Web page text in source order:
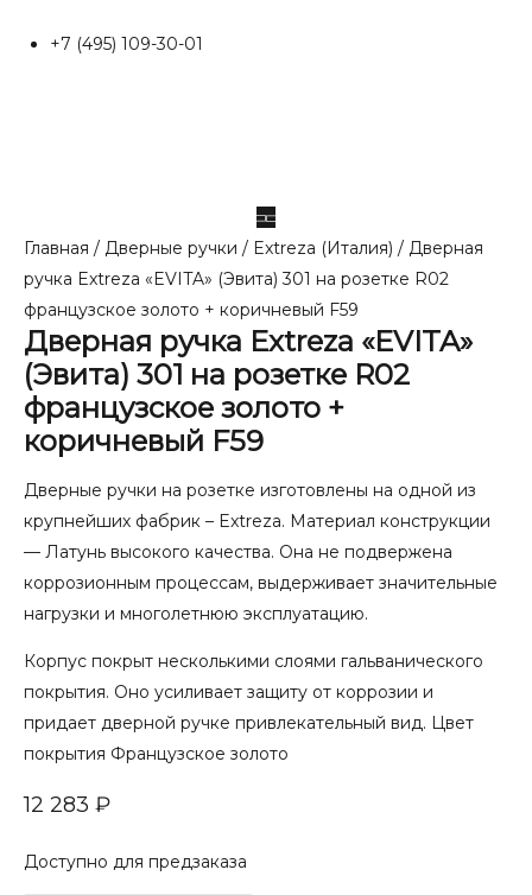
+7 (495) 109-30-01
Главная / Дверные ручки / Extreza (Италия) / Дверная
ручка Extreza «EVITA» (Эвита) 301 на розетке R02
французское золото + коричневый F59
Дверная ручка Extreza «EVITA»
(Эвита) 301 на розетке R02
французское золото +
коричневый F59
Дверные ручки на розетке изготовлены на одной из
крупнейших фабрик – Extreza. Материал конструкции
— Латунь высокого качества. Она не подвержена
коррозионным процессам, выдерживает значительные
нагрузки и многолетнюю эксплуатацию.
Корпус покрыт несколькими слоями гальванического
покрытия. Оно усиливает защиту от коррозии и
придает дверной ручке привлекательный вид. Цвет
покрытия Французское золото
12 283 ₽
Доступно для предзаказа